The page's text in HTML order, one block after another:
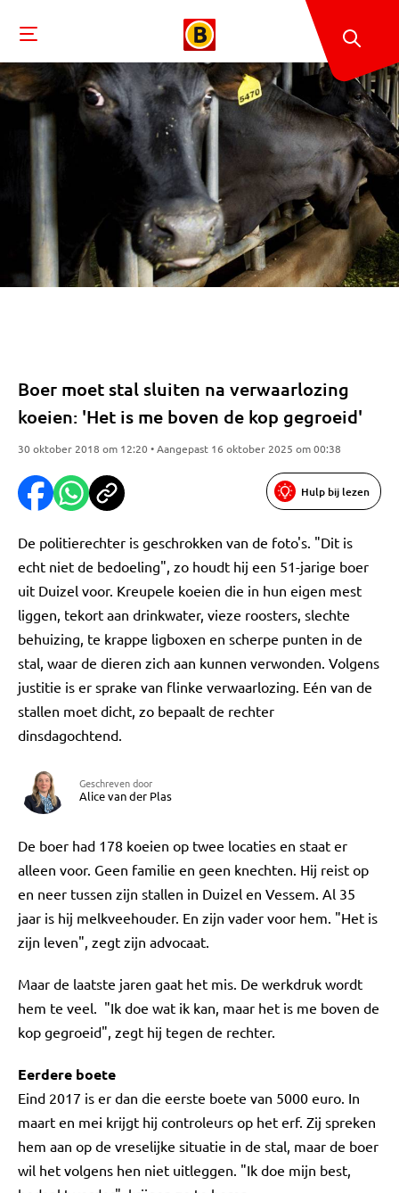
Boer moet stal sluiten na verwaarlozing
koeien: 'Het is me boven de kop gegroeid'
30 oktober 2018 om 12:20 • Aangepast 16 oktober 2025 om 00:38
Hulp bij lezen
De politierechter is geschrokken van de foto's. "Dit is
echt niet de bedoeling", zo houdt hij een 51-jarige boer
uit Duizel voor. Kreupele koeien die in hun eigen mest
liggen, tekort aan drinkwater, vieze roosters, slechte
behuizing, te krappe ligboxen en scherpe punten in de
stal, waar de dieren zich aan kunnen verwonden. Volgens
justitie is er sprake van flinke verwaarlozing. Eén van de
stallen moet dicht, zo bepaalt de rechter
dinsdagochtend.
Geschreven door
Alice van der Plas
De boer had 178 koeien op twee locaties en staat er
alleen voor. Geen familie en geen knechten. Hij reist op
en neer tussen zijn stallen in Duizel en Vessem. Al 35
jaar is hij melkveehouder. En zijn vader voor hem. "Het is
zijn leven", zegt zijn advocaat.
Maar de laatste jaren gaat het mis. De werkdruk wordt
hem te veel. "Ik doe wat ik kan, maar het is me boven de
kop gegroeid", zegt hij tegen de rechter.
Eerdere boete
Eind 2017 is er dan die eerste boete van 5000 euro. In
maart en mei krijgt hij controleurs op het erf. Zij spreken
hem aan op de vreselijke situatie in de stal, maar de boer
wil het volgens hen niet uitleggen. "Ik doe mijn best,